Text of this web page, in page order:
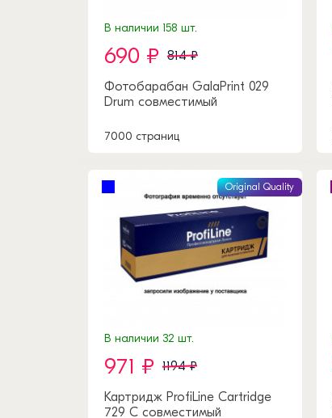
В наличии 158 шт.
690 ₽ 814 ₽
Фотобарабан GalaPrint 029
Drum совместимый
7000 страниц
Original Quality
В наличии 32 шт.
971 ₽ 1194 ₽
Картридж ProfiLine Cartridge
729 C совместимый